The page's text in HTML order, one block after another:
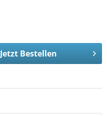
Jetzt Bestellen